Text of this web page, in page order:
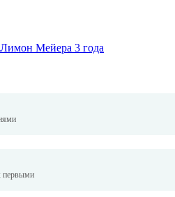
Лимон Мейера 3 года
первыми